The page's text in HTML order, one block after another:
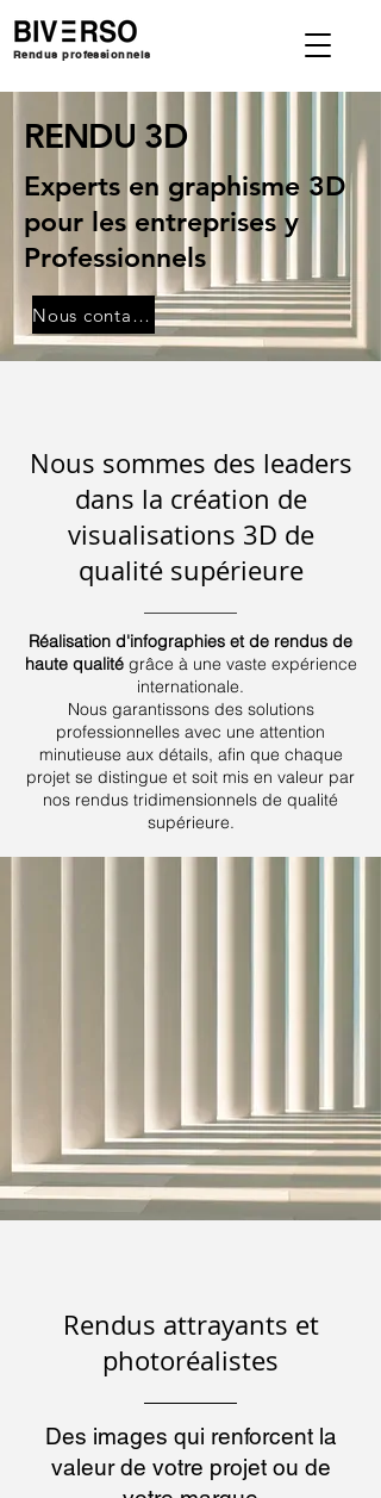
Rendus professionnels
RENDU 3D
Experts en graphisme 3D
pour les entreprises y
Professionnels
Nous contacter
Nous sommes des leaders
dans la création de
visualisations 3D de
qualité supérieure
Réalisation d'infographies et de rendus de
haute qualitégrâce à une vaste expérience
internationale.
Nous garantissons des solutions
professionnelles avec une attention
minutieuse aux détails, afin que chaque
projet se distingue et soit mis en valeur par
nos rendus tridimensionnels de qualité
supérieure.
Rendus attrayants et
photoréalistes
Des images qui renforcent la
valeur de votre projet ou de